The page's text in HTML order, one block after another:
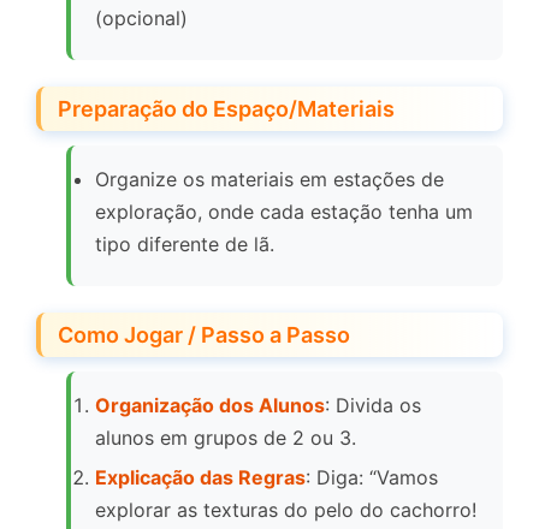
(opcional)
Preparação do Espaço/Materiais
Organize os materiais em estações de
exploração, onde cada estação tenha um
tipo diferente de lã.
Como Jogar / Passo a Passo
Organização dos Alunos: Divida os
alunos em grupos de 2 ou 3.
Explicação das Regras: Diga: “Vamos
explorar as texturas do pelo do cachorro!